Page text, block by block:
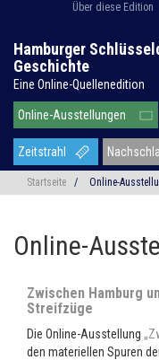
Über diese Edition
Hamburger
Geschichte
Eine Online-Quellenedition
Online-Ausstellungen
Zeitstrahl
Startseite / Online-
Online-
Zwischen Hamburg
Streifzüge
Die Online-Ausstellung
den materiellen Spuren